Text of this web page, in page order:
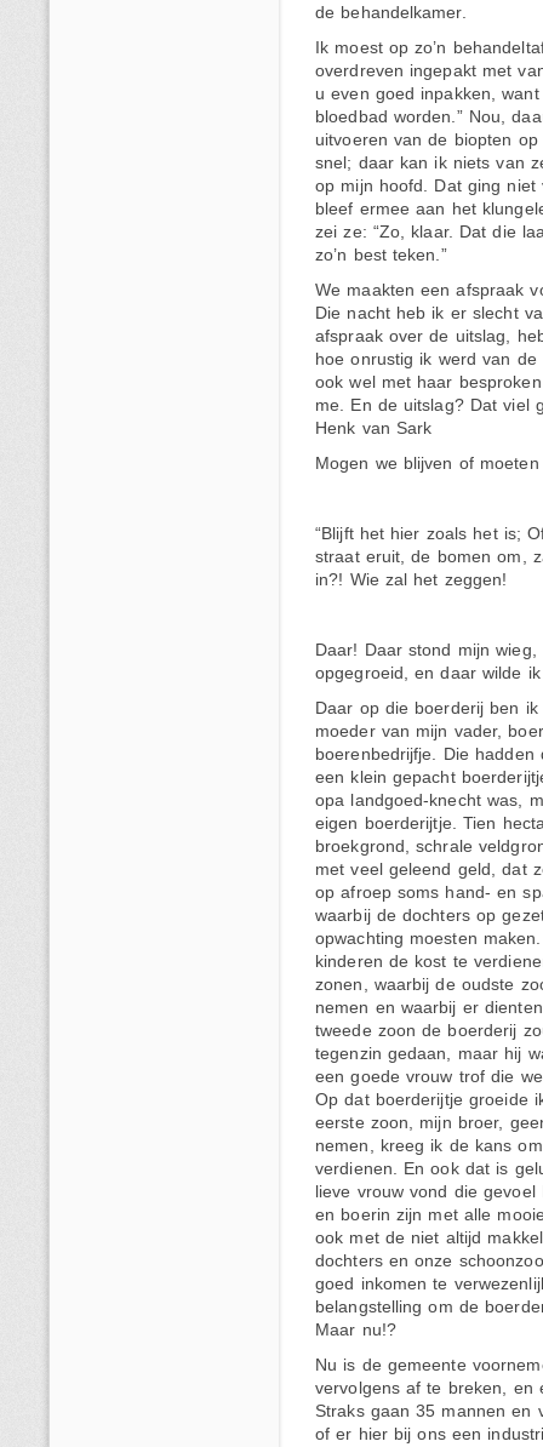
de behandelkamer.
Ik moest op zo’n
overdreven ingepakt met
u even goed inpakken,
bloedbad worden.” Nou,
uitvoeren van de biopten
snel; daar kan ik niets van
op mijn hoofd. Dat ging
bleef ermee aan het
zei ze: “Zo, klaar. Dat die
zo’n best teken.”
We maakten een afspraak
Die nacht heb ik er slecht
afspraak over de uitslag,
hoe onrustig ik werd van
ook wel met haar
me. En de uitslag? Dat viel
Henk van Sark
Mogen we blijven of
“Blijft het hier zoals het is;
straat eruit, de bomen om,
in?! Wie zal het zeggen!
Daar! Daar stond mijn
opgegroeid, en daar wilde
Daar op die boerderij ben
moeder van mijn vader,
boerenbedrijfje. Die
een klein gepacht
opa landgoed-knecht was,
eigen boerderijtje. Tien
broekgrond, schrale
met veel geleend geld, dat
op afroep soms hand- en
waarbij de dochters op
opwachting moesten
kinderen de kost te
zonen, waarbij de oudste
nemen en waarbij er
tweede zoon de boerderij
tegenzin gedaan, maar hij
een goede vrouw trof die
Op dat boerderijtje groeide
eerste zoon, mijn broer,
nemen, kreeg ik de kans
verdienen. En ook dat is
lieve vrouw vond die
en boerin zijn met alle
ook met de niet altijd
dochters en onze
goed inkomen te
belangstelling om de
Maar nu!?
Nu is de gemeente
vervolgens af te breken, en
Straks gaan 35 mannen en
of er hier bij ons een